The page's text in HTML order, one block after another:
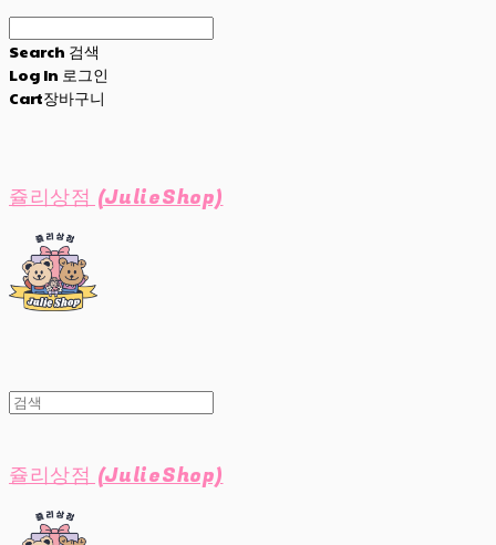
Search 검색
Log In 로그인
Cart장바구니
쥴리상점 (JulieShop)
쥴리상점 (JulieShop)